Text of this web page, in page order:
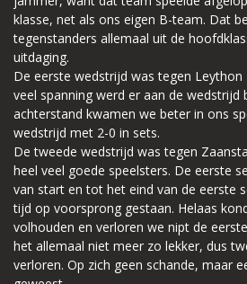
klasse, net als ons eigen B-team. Dat
tegenstanders allemaal uit de
uitdaging.
De eerste wedstrijd was tegen
veel spanning werd er aan de wedstrijd
achterstand kwamen we beter in ons
wedstrijd met 2-0 in sets.
De tweede wedstrijd was tegen
heel veel goede speelsters. De eerste
van start en tot het eind van de eerste
tijd op voorsprong gestaan. Helaas
volhouden en verloren we nipt de
het allemaal niet meer zo lekker, dus
verloren. Op zich geen schande, maar